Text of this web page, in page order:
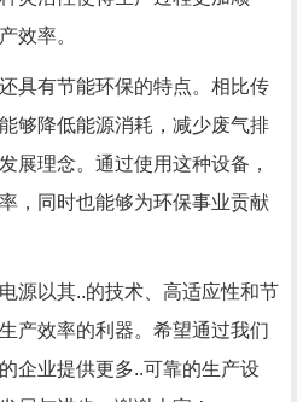
效率。
具有节能环保的特点。相比传
够降低能源消耗，减少废气排
展理念。通过使用这种设备，
，同时也能够为环保事业贡献
源以其..的技术、高适应性和节
产效率的利器。希望通过我们
企业提供更多..可靠的生产设